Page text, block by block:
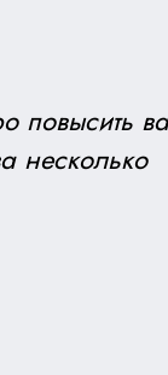
повысить
несколько